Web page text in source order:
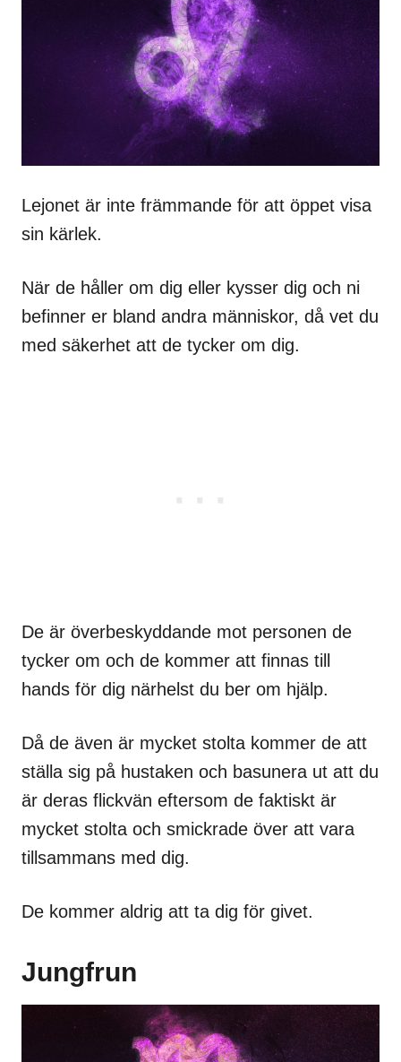
Lejonet är inte främmande för att öppet visa
sin kärlek.
När de håller om dig eller kysser dig och ni
befinner er bland andra människor, då vet du
med säkerhet att de tycker om dig.
De är överbeskyddande mot personen de
tycker om och de kommer att finnas till
hands för dig närhelst du ber om hjälp.
Då de även är mycket stolta kommer de att
ställa sig på hustaken och basunera ut att du
är deras flickvän eftersom de faktiskt är
mycket stolta och smickrade över att vara
tillsammans med dig.
De kommer aldrig att ta dig för givet.
Jungfrun